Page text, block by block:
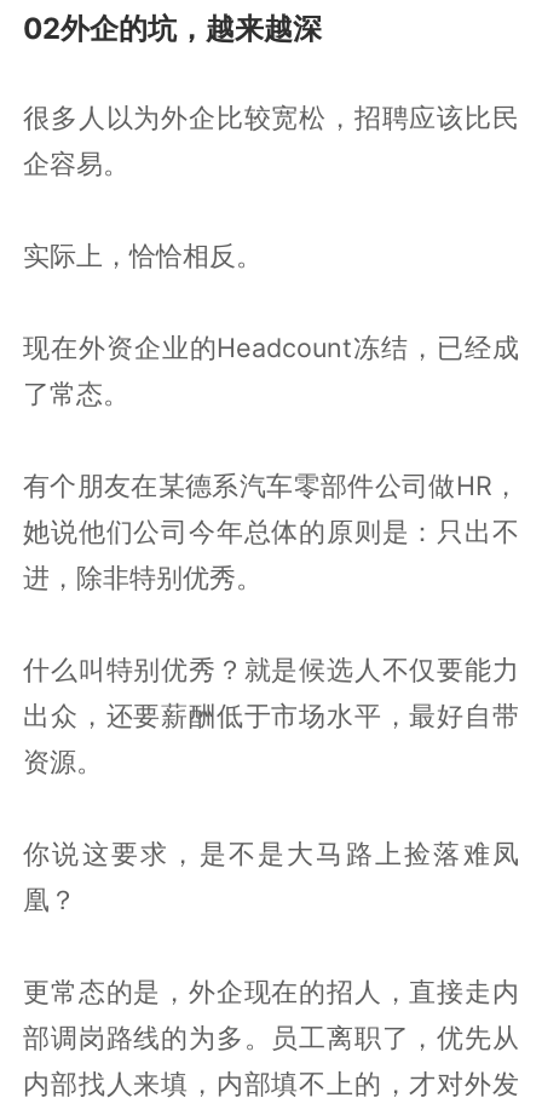
02外企的坑，越来越深
很多人以为外企比较宽松，招聘应该比民
企容易。
实际上，恰恰相反。
现在外资企业的Headcount冻结，已经成
了常态。
有个朋友在某德系汽车零部件公司做HR，
她说他们公司今年总体的原则是：只出不
进，除非特别优秀。
什么叫特别优秀？就是候选人不仅要能力
出众，还要薪酬低于市场水平，最好自带
资源。
你说这要求，是不是大马路上捡落难凤
凰？
更常态的是，外企现在的招人，直接走内
部调岗路线的为多。员工离职了，优先从
内部找人来填，内部填不上的，才对外发